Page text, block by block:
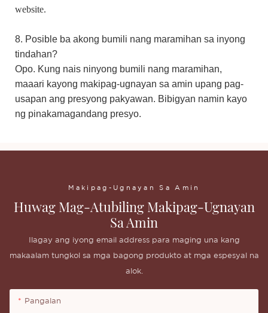
website.
8. Posible ba akong bumili nang maramihan sa inyong
tindahan?
Opo. Kung nais ninyong bumili nang maramihan,
maaari kayong makipag-ugnayan sa amin upang pag-
usapan ang presyong pakyawan. Bibigyan namin kayo
ng pinakamagandang presyo.
Makipag-Ugnayan Sa Amin
Huwag Mag-Atubiling Makipag-Ugnayan
Sa Amin
Ilagay ang iyong email address para maging una kang
makaalam tungkol sa mga bagong produkto at mga espesyal na
alok.
Pangalan